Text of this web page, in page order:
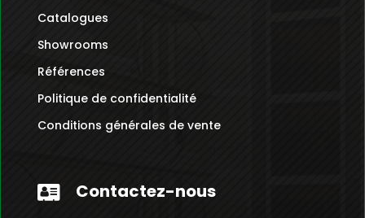
Catalogues
Showrooms
Références
Politique de confidentialité
Conditions générales de vente
 Contactez-nous